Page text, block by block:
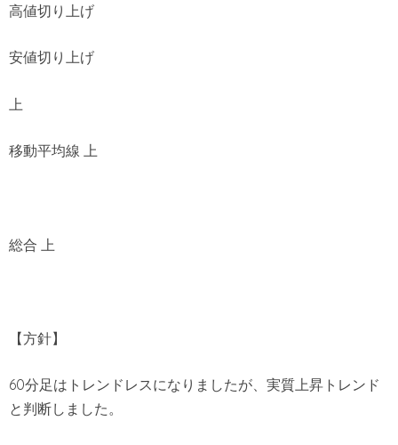
高値切り上げ
安値切り上げ
上
移動平均線 上
総合 上
【方針】
60分足はトレンドレスになりましたが、実質上昇トレンド
と判断しました。